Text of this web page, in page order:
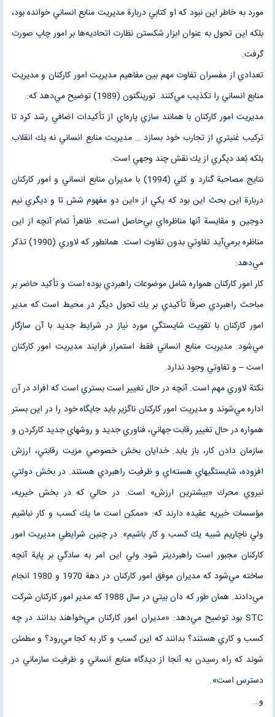
مورد به خاطر اين نبود كه او كتابي دربارة مديريت منابع انساني خوانده بود،
بلكه اين تحول به عنوان ابزار شكستن نظارت اتحاديه‌ها بر امور چاپ صورت
گرفت.
تعدادي از مفسران تفاوت مهم بين مفاهيم مديريت امور كاركنان و مديريت
منابع انساني را تكذيب مي‌كنند. تورينگتون (1989) توضيح مي‌دهد كه:
مديريت امور كاركنان با همانند سازي پاره‌اي از تأكيدات اضافي رشد كرد تا
تركيب غنيتري از تجارب خود بسازد … مديريت منابع انساني نه يك انقلاب
بلكه بُعد ديگري از يك نقش چند وجهي است.
نتايج مصاحبة گنارد و كلي (1994) با مديران منابع انساني و امور كاركنان
دربارة اين بحث اين بود كه يكي از «اين دو مفهوم شش تا و ديگري نيم
دوجين و مقايسة آنها مناظره‌اي بي‌حاصل است». ظاهراً تمام آنچه از اين
مناظره برمي‌آيد تفاوتي بدون تفاوت است. همانطور كه لاوري (1990) تذكر
مي‌دهد:
كار امور كاركنان همواره شامل موضوعات راهبردي بوده است و تأكيد حاضر بر
مباحث راهبردي صرفاً تأكيدي بر يك تحول ديگر در محيط است كه مدير
امور كاركنان با تقويت شايستگي مورد نياز در شرايط جديد با آن سازگار
مي‌شود. مديريت منابع انساني فقط استمرار فرايند مديريت امور كاركنان
است – و تفاوتي وجود ندارد.
نكتة لاوري مهم است. آنچه در حال تغيير است بستري است كه افراد در آن
اداره مي‌شوند و مديريت امور كاركنان ناگزير بايد جايگاه خود را در اين بستر
همواره در حال تغيير رقابت جهاني، فناوري جديد و روشهاي جديد كاركردن و
سازمان دادن كار، باز يابد. خدايان بخش خصوصي مزيت رقابتي، ارزش
افزوده، شايستگيهاي هسته‌اي و ظرفيت راهبردي هستند. در بخش دولتي
نيروي محرك «بيشترين ارزش» است. در حالي كه در بخش خيريه،
مؤسسات خيريه عقيده دارند كه: «ممكن است ما يك كسب و كار نباشيم
ولي ناچاريم شبيه يك كسب و كار باشيم». در چنين شرايطي مديريت امور
كاركنان مجبور است راهبرديتر شود ولي اين امر به سادگي بر پاية آنچه
ساخته مي‌شود كه مديران موفق امور كاركنان در دهة 1970 و 1980 انجام
مي‌دادند. همان طور كه دان بيتي در سال 1988 كه مدير امور كاركنان شركت
STC بود توضيح مي‌دهد: «مديران امور كاركنان مي‌خواهند بدانند در چه
كسب و كاري هستند؟ بدانند كه اين كسب و كار به كجا مي‌رود؟ و مطمئن
شوند كه راه رسيدن به آنجا از ديدگاه منابع انساني و ظرفيت سازماني در
دسترس است».
و…